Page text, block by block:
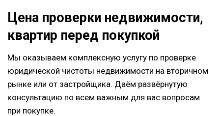
Цена проверки недвижимости,
квартир перед покупкой
Мы оказываем комплексную услугу по проверке
юридической чистоты недвижимости на вторичном
рынке или от застройщика. Даём развёрнутую
консультацию по всем важным для вас вопросам
при покупке.